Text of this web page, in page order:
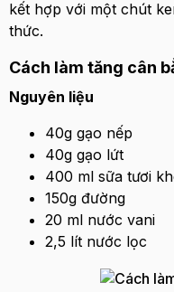
kết hợp với một chút
thức.
Cách làm tăng cân
Nguyên liệu
40g gạo nếp
40g gạo lứt
400 ml sữa tươi
150g đường
20 ml nước vani
2,5 lít nước lọc